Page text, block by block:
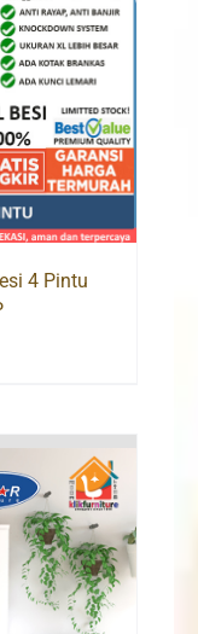
4 Pintu